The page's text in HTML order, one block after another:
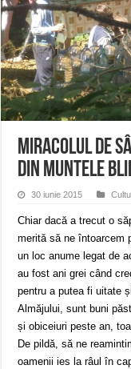
ANUNȚ OPRIRE APĂ în
ANUNȚ OPRIRE APĂ în
Miracolul de
din Muntele
30 iunie 2015
Chiar dacă a trecut o
merită să ne întoarcem
un loc anume legat de
au fost ani grei când
pentru a putea fi uitate
Almăjului, sunt buni
și obiceiuri peste an,
De pildă, să ne
oamenii ies la râul în